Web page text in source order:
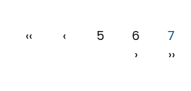
‹‹ ‹ 5 6 7
›
››